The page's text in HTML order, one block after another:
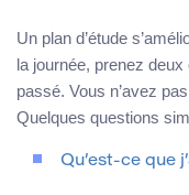
Un plan d’étude
la journée, prenez
passé. Vous n’avez
Quelques questions
Qu’est-ce que